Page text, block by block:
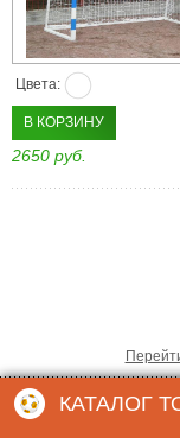
КАТАЛОГ
Цвета:
В КОРЗИНУ
2650 руб.
© 2012 ООО “СеткаОпт ”